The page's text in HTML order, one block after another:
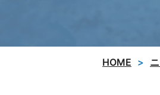
HOME